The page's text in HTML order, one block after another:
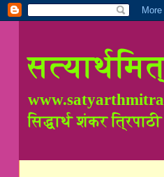
सिद्धार्थ शंकर